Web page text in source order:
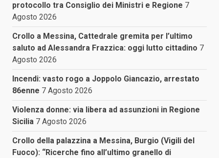
protocollo tra Consiglio dei Ministri e Regione 7
Agosto 2026
Crollo a Messina, Cattedrale gremita per l’ultimo
saluto ad Alessandra Frazzica: oggi lutto cittadino 7
Agosto 2026
Incendi: vasto rogo a Joppolo Giancazio, arrestato
86enne 7 Agosto 2026
Violenza donne: via libera ad assunzioni in Regione
Sicilia 7 Agosto 2026
Crollo della palazzina a Messina, Burgio (Vigili del
Fuoco): “Ricerche fino all’ultimo granello di